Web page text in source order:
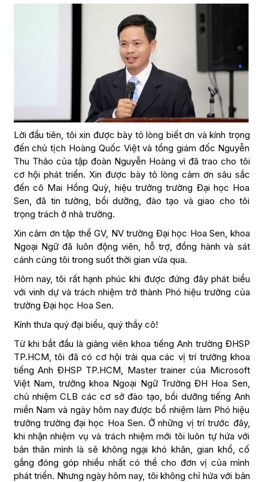
Lời đầu tiên, tôi xin được bày tỏ lòng biết ơn và kính trọng
đến chủ tịch Hoàng Quốc Việt và tổng giám đốc Nguyễn
Thu Thảo của tập đoàn Nguyễn Hoàng vì đã trao cho tôi
cơ hội phát triển. Xin được bày tỏ lòng cảm ơn sâu sắc
đến cô Mai Hồng Quỳ, hiệu trưởng trường Đại học Hoa
Sen, đã tin tưởng, bồi dưỡng, đào tạo và giao cho tôi
trọng trách ở nhà trường.
Xin cảm ơn tập thể GV, NV trường Đại học Hoa Sen, khoa
Ngoại Ngữ đã luôn động viên, hỗ trợ, đồng hành và sát
cánh củng tôi trong suốt thời gian vừa qua.
Hôm nay, tôi rất hạnh phúc khi được đứng đây phát biểu
với vinh dự và trách nhiệm trở thành Phó hiệu trưởng của
trường Đại học Hoa Sen.
Kính thưa quý đại biểu, quý thầy cô!
Từ khi bắt đầu là giảng viên khoa tiếng Anh trường ĐHSP
TP.HCM, tôi đã có cơ hội trải qua các vị trí trưởng khoa
tiếng Anh ĐHSP TP.HCM, Master trainer của Microsoft
Việt Nam, trưởng khoa Ngoại Ngữ Trường ĐH Hoa Sen,
chủ nhiệm CLB các cơ sở đào tạo, bồi dưỡng tiếng Anh
miền Nam và ngày hôm nay được bổ nhiệm làm Phó hiệu
trưởng trường đại học Hoa Sen. Ở những vị trí trước đây,
khi nhận nhiệm vụ và trách nhiệm mới tôi luôn tự hứa với
bản thân mình là sẽ không ngại khó khăn, gian khổ, cố
gắng đóng góp nhiều nhất có thể cho đơn vị của mình
phát triển. Nhưng ngày hôm nay, tôi không chỉ hứa với bản